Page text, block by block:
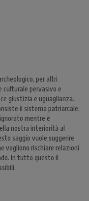
per altri
pervasivo e
giustizia e uguaglianza.
il sistema patriarcale,
mentre è
nostra interiorità al
saggio vuole suggerire
vogliono rischiare relazioni
In tutto questo il